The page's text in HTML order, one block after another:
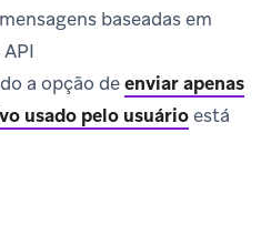
baseadas em
a opção deenviar apenas
usado pelo usuárioestá